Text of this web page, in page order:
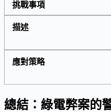
總結：綠電弊案的